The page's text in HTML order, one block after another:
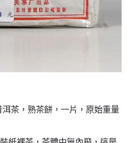
茶，熟茶餅，一片，原始重量